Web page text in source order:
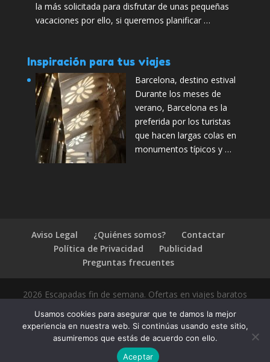
la más solicitada para disfrutar de unas pequeñas
vacaciones por ello, si queremos planificar …
Inspiración para tus viajes
Barcelona, destino estival
Durante los meses de
verano, Barcelona es la
preferida por los turistas
que hacen largas colas en
monumentos típicos y …
Aviso Legal ¿Quiénes somos?
Contactar
Política de Privacidad
Publicidad
Preguntas frecuentes
2026 Escapadas fin de semana. Ofertas en viajes baratos
Usamos cookies para asegurar que te damos la mejor
experiencia en nuestra web. Si continúas usando este sitio,
asumiremos que estás de acuerdo con ello.
Aceptar